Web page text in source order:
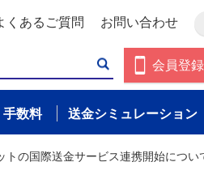
くあるご質問 お問い合わせ
会員登
手数料 送金シミュレーション
トの国際送金サービス連携開始につい